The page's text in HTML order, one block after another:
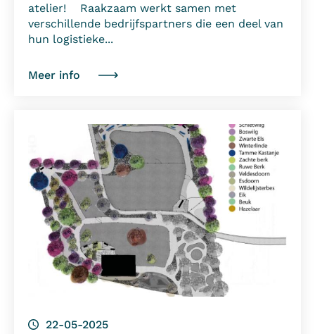
atelier! Raakzaam werkt samen met
verschillende bedrijfspartners die een deel van
hun logistieke...
Meer info
22-05-2025